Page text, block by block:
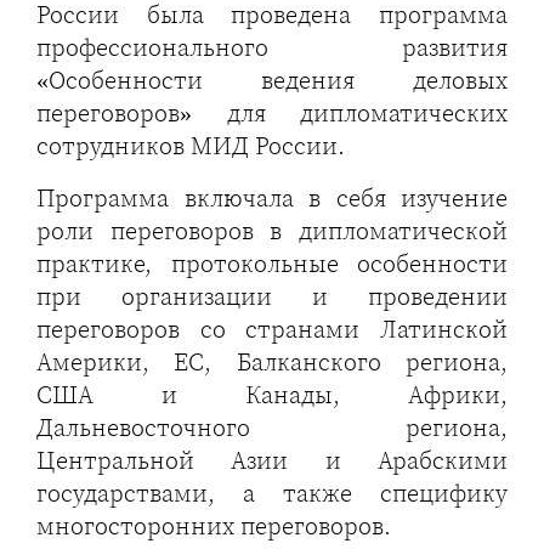
России была проведена программа
профессионального развития
«Особенности ведения деловых
переговоров» для дипломатических
сотрудников МИД России.
Программа включала в себя изучение
роли переговоров в дипломатической
практике, протокольные особенности
при организации и проведении
переговоров со странами Латинской
Америки, ЕС, Балканского региона,
США и Канады, Африки,
Дальневосточного региона,
Центральной Азии и Арабскими
государствами, а также специфику
многосторонних переговоров.